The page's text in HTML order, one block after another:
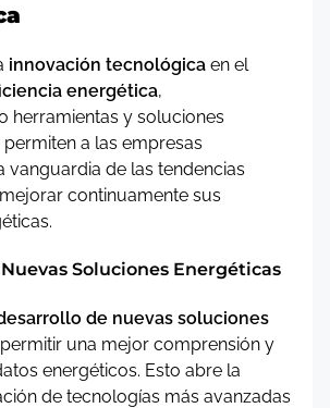
innovación tecnológica en el
energética,
herramientas y soluciones
a las empresas
vanguardia de las tendencias
continuamente sus
Soluciones Energéticas
de nuevas soluciones
una mejor comprensión y
energéticos. Esto abre la
de tecnologías más avanzadas